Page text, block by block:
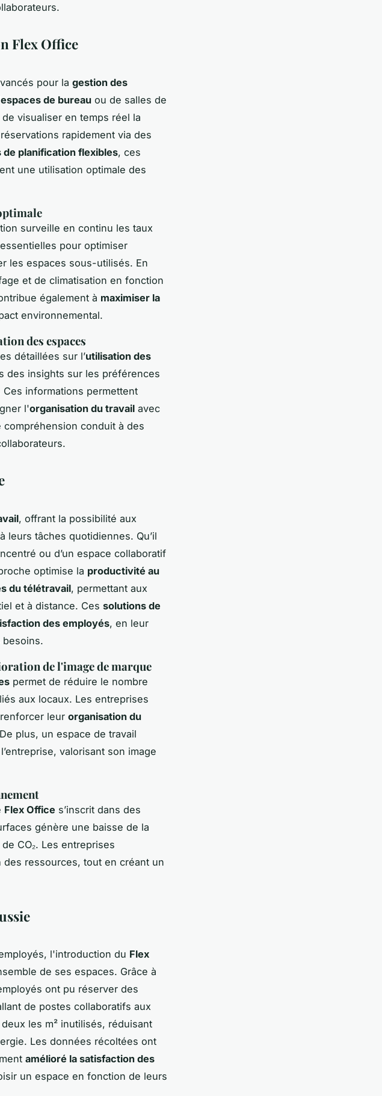
Flex Office
pour la gestion des
de bureau ou de salles de
visualiser en temps réel la
rapidement via des
de planification flexibles, ces
une utilisation optimale des
surveille en continu les taux
pour optimiser
les espaces sous-utilisés. En
et de climatisation en fonction
également à maximiser la
environnemental.
des espaces
détaillées sur l’utilisation des
des insights sur les préférences
informations permettent
l'organisation du travail avec
conduit à des
, offrant la possibilité aux
leurs tâches quotidiennes. Qu’il
ou d’un espace collaboratif
optimise la productivité au
du télétravail, permettant aux
et à distance. Ces solutions de
des employés, en leur
besoins.
de l'image de marque
permet de réduire le nombre
aux locaux. Les entreprises
leur organisation du
plus, un espace de travail
valorisant son image
Flex Office s’inscrit dans des
génère une baisse de la
CO₂. Les entreprises
ressources, tout en créant un
l'introduction du Flex
de ses espaces. Grâce à
ont pu réserver des
de postes collaboratifs aux
les m² inutilisés, réduisant
Les données récoltées ont
amélioré la satisfaction des
un espace en fonction de leurs